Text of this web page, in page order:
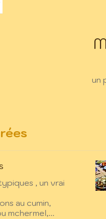
un
, un vrai
au cumin,
mchermel,...